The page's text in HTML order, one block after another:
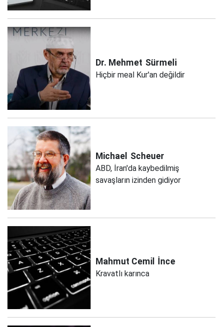
Dr. Mehmet Sürmeli
Hiçbir meal Kur'an değildir
Michael Scheuer
ABD, İran'da kaybedilmiş
savaşların izinden gidiyor
Mahmut Cemil İnce
Kravatlı karınca